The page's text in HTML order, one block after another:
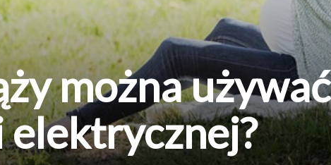
można używać